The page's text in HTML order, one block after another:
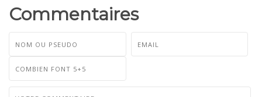
Commentaires